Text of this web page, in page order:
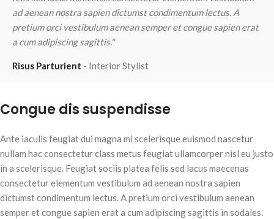
ad aenean nostra sapien dictumst condimentum lectus. A
pretium orci vestibulum aenean semper et congue sapien erat
a cum adipiscing sagittis."
Risus Parturient Interior Stylist
Congue dis suspendisse
Ante iaculis feugiat dui magna mi scelerisque euismod nascetur
nullam hac consectetur class metus feugiat ullamcorper nisl eu justo
in a scelerisque. Feugiat sociis platea felis sed lacus maecenas
consectetur elementum vestibulum ad aenean nostra sapien
dictumst condimentum lectus. A pretium orci vestibulum aenean
semper et congue sapien erat a cum adipiscing sagittis in sodales.